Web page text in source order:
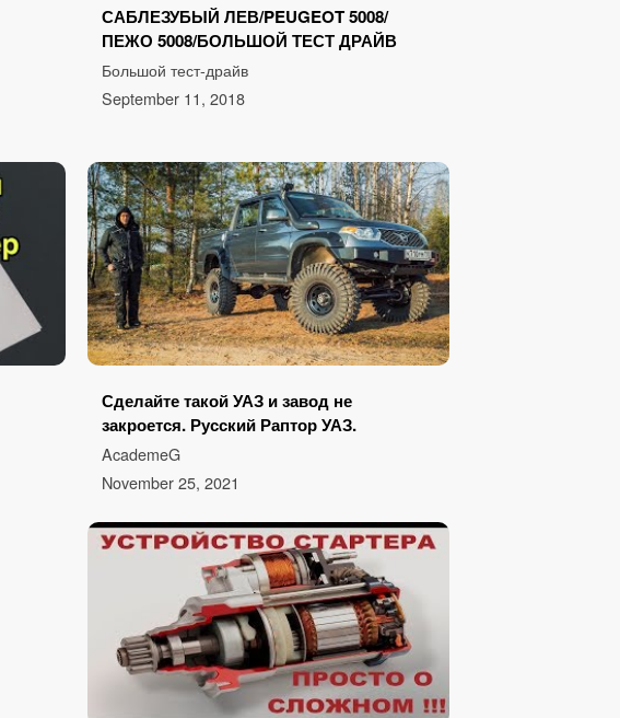
Билет 39
Билет 40
САБЛЕЗУБЫЙ ЛЕВ/PEUGEOT 5008/
ПЕЖО 5008/БОЛЬШОЙ ТЕСТ ДРАЙВ
Большой тест-драйв
September 11, 2018
Сделайте такой УАЗ и завод не
закроется. Русский Раптор УАЗ.
AcademeG
November 25, 2021